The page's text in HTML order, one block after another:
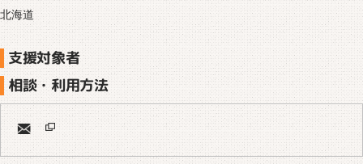
北海道
支援対象者
相談・利用方法